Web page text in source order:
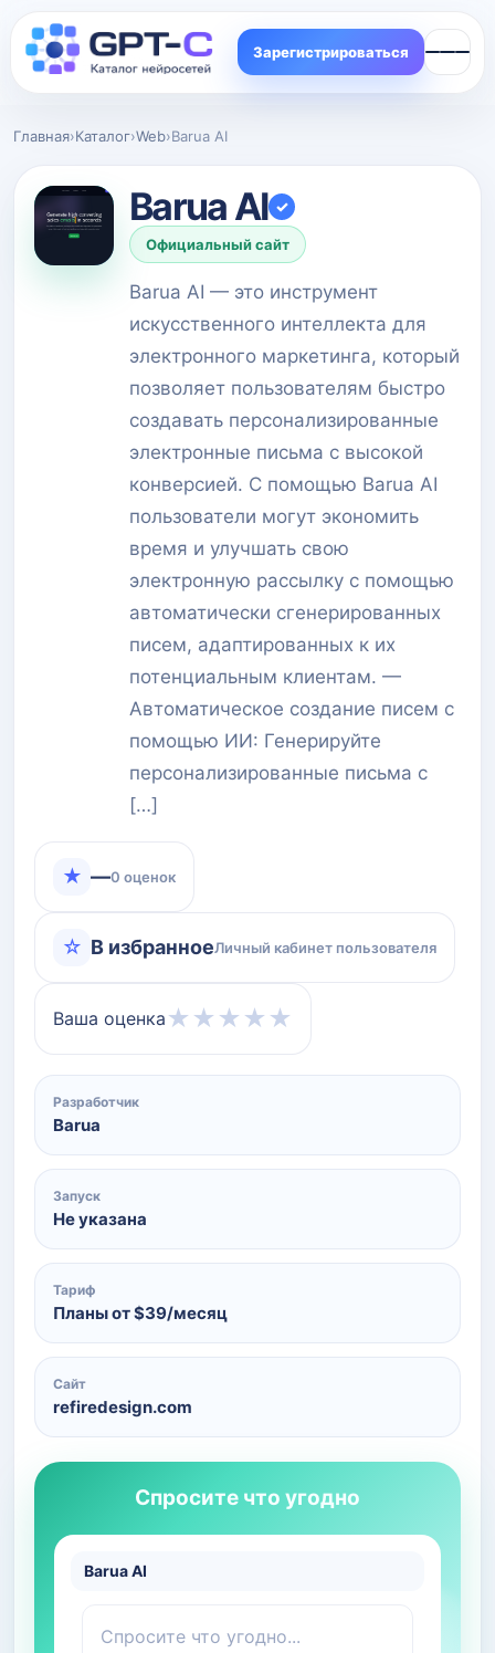
Зарегистрироваться
Главная›Каталог›Web›Barua AI
Barua AI ✓
Официальный сайт
Barua AI — это инструмент
искусственного интеллекта для
электронного маркетинга, который
позволяет пользователям быстро
создавать персонализированные
электронные письма с высокой
конверсией. С помощью Barua AI
пользователи могут экономить
время и улучшать свою
электронную рассылку с помощью
автоматически сгенерированных
писем, адаптированных к их
потенциальным клиентам. —
Автоматическое создание писем с
помощью ИИ: Генерируйте
персонализированные письма с
[…]
★ —0 оценок
☆ В избранноеЛичный кабинет пользователя
Ваша оценка ★ ★ ★ ★ ★
Разработчик
Barua
Запуск
Не указана
Тариф
Планы от $39/месяц
Сайт
refiredesign.com
Спросите что угодно
Barua AI
Спросите что угодно...